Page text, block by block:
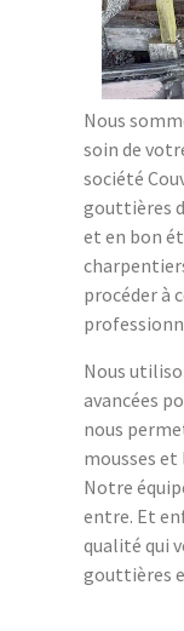
Nous
soin de
société
gouttières
et en bon
procéder à
Nous
avancées
nous
mousses et
Notre
entre. Et
qualité qui
gouttières